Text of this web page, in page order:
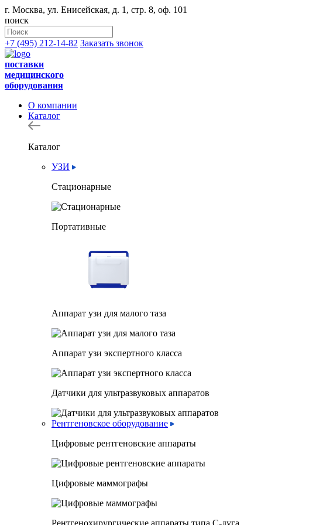
г. Москва, ул. Енисейская, д. 1, стр. 8, оф. 101
поиск
+7 (495) 212-14-82 Заказать звонок
поставки
медицинского
оборудования
О компании
Каталог
Каталог
УЗИ
Стационарные
Портативные
Аппарат узи для малого таза
Аппарат узи экспертного класса
Датчики для ультразвуковых аппаратов
Рентгеновское оборудование
Цифровые рентгеновские аппараты
Цифровые маммографы
Рентгенохирургические аппараты типа C-дуга